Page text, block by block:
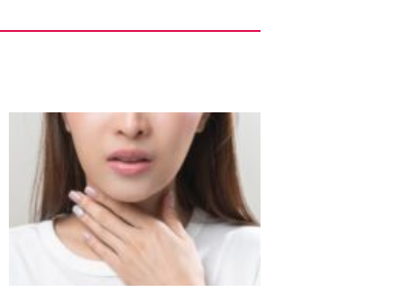
Κινητών Ιατρικών Μονάδων (ΚΙΜ)